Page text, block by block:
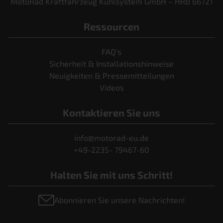
Ressourcen
FAQ’s
Sicherheit & Installationshinweise
Neuigkeiten & Pressemitteilungen
Videos
Kontaktieren Sie uns
info@motorad-eu.de
+49-2235- 79467-60
Halten Sie mit uns Schritt!
Abonnieren Sie unsere Nachrichten!